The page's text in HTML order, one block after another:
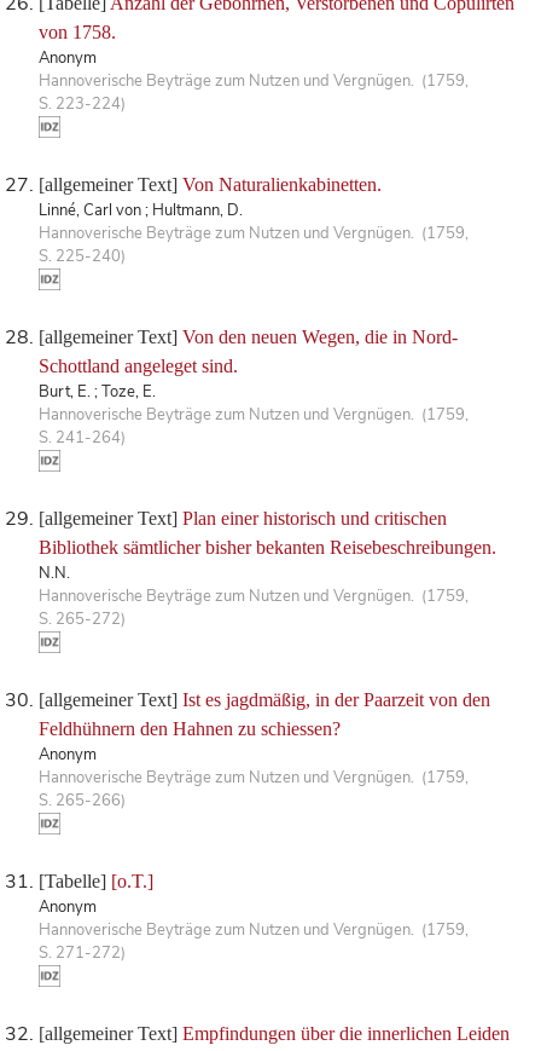
von 1758.
Anonym
Hannoverische Beyträge zum Nutzen und Vergnügen. (1759,
S. 223-224)
[allgemeiner Text] Von Naturalienkabinetten.
Linné, Carl von ; Hultmann, D.
Hannoverische Beyträge zum Nutzen und Vergnügen. (1759,
S. 225-240)
[allgemeiner Text] Von den neuen Wegen, die in Nord-
Schottland angeleget sind.
Burt, E. ; Toze, E.
Hannoverische Beyträge zum Nutzen und Vergnügen. (1759,
S. 241-264)
[allgemeiner Text] Plan einer historisch und critischen
Bibliothek sämtlicher bisher bekanten Reisebeschreibungen.
N.N.
Hannoverische Beyträge zum Nutzen und Vergnügen. (1759,
S. 265-272)
[allgemeiner Text] Ist es jagdmäßig, in der Paarzeit von den
Feldhühnern den Hahnen zu schiessen?
Anonym
Hannoverische Beyträge zum Nutzen und Vergnügen. (1759,
S. 265-266)
[Tabelle] [o.T.]
Anonym
Hannoverische Beyträge zum Nutzen und Vergnügen. (1759,
S. 271-272)
[allgemeiner Text] Empfindungen über die innerlichen Leiden